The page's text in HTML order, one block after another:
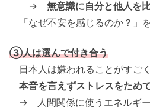
→ 無意識に自分と他人を
「なぜ不安を感じるのか？」
③人は選んで付き合う
日本人は嫌われることがすご
本音を言えずストレスをため
→ 人間関係に使うエネルギー